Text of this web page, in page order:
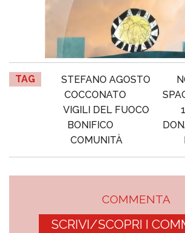
TAG STEFANO AGOSTO
COCCONATO
VIGILI DEL FUOCO
BONIFICO
COMUNITÀ
COMMENTA
SCRIVI/SCOPRI I